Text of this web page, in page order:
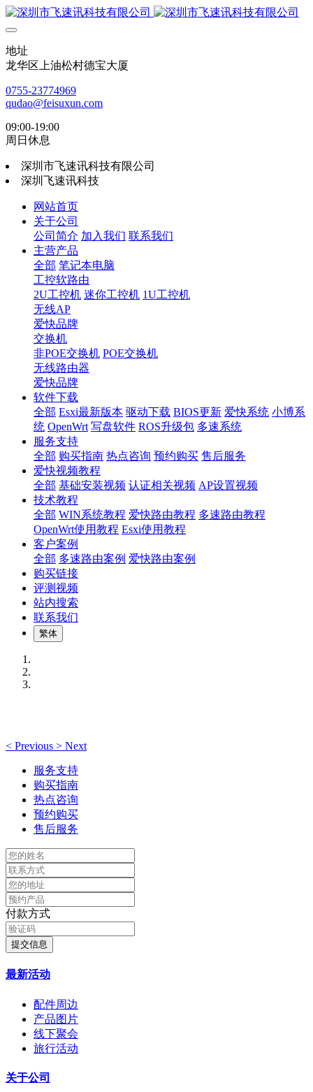
地址
龙华区上油松村德宝大厦
0755-23774969
qudao@feisuxun.com
09:00-19:00
周日休息
深圳市飞速讯科技有限公司
深圳飞速讯科技
网站首页
关于公司
公司简介 加入我们 联系我们
主营产品
全部 笔记本电脑
工控软路由
2U工控机 迷你工控机 1U工控机
无线AP
爱快品牌
交换机
非POE交换机 POE交换机
无线路由器
爱快品牌
软件下载
全部 Esxi最新版本 驱动下载 BIOS更新 爱快系统 小博系
统 OpenWrt 写盘软件 ROS升级包 多速系统
服务支持
全部 购买指南 热点咨询 预约购买 售后服务
爱快视频教程
全部 基础安装视频 认证相关视频 AP设置视频
技术教程
全部 WIN系统教程 爱快路由教程 多速路由教程
OpenWrt使用教程 Esxi使用教程
客户案例
全部 多速路由案例 爱快路由案例
购买链接
评测视频
站内搜索
联系我们
繁体
< Previous > Next
服务支持
购买指南
热点咨询
预约购买
售后服务
付款方式
提交信息
最新活动
配件周边
产品图片
线下聚会
旅行活动
关于公司